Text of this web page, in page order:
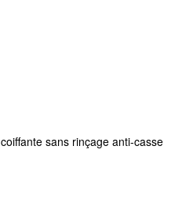
sans rinçage anti-casse